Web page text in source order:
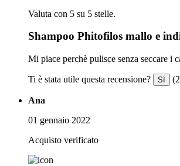
Valuta con 5 su 5 stelle.
Shampoo Phitofilos mallo e
Mi piace perchè pulisce senza seccare i
Ti è stata utile questa recensione? Sì
Ana
01 gennaio 2022
Acquisto verificato